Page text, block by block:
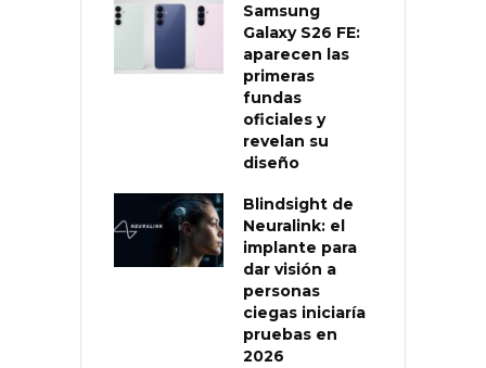
Samsung
Galaxy S26 FE:
aparecen las
primeras
fundas
oficiales y
revelan su
diseño
Blindsight de
Neuralink: el
implante para
dar visión a
personas
ciegas iniciaría
pruebas en
2026